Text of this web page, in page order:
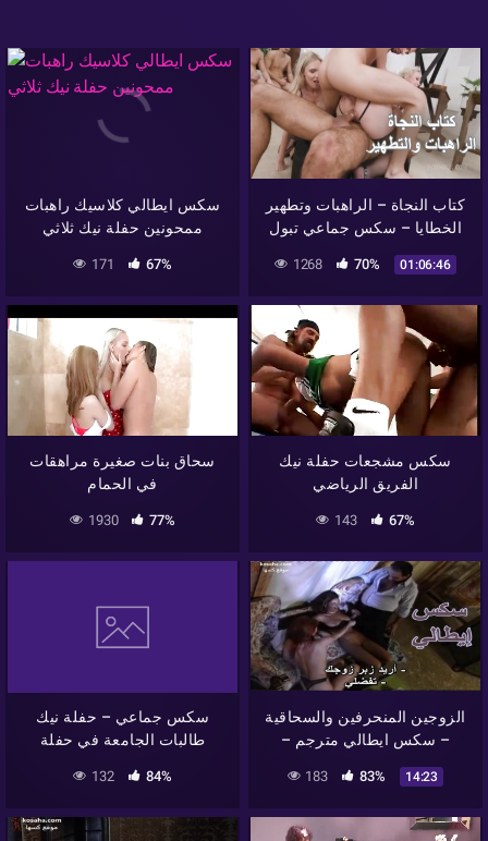
سكس ايطالي كلاسيك راهبات
ممحونين حفلة نيك ثلاثي
171 67%
كتاب النجاة – الراهبات وتطهير
الخطايا – سكس جماعي تبول
1268 70% 01:06:46
سحاق بنات صغيرة مراهقات
في الحمام
1930 77%
سكس مشجعات حفلة نيك
الفريق الرياضي
143 67%
سكس جماعي – حفلة نيك
طالبات الجامعة في حفلة
132 84%
الزوجين المنحرفين والسحاقية
– سكس ايطالي مترجم –
183 83% 14:23